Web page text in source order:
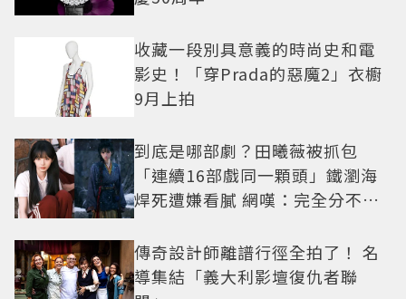
收藏一段別具意義的時尚史和電
影史！「穿Prada的惡魔2」衣櫥
9月上拍
到底是哪部劇？田曦薇被抓包
「連續16部戲同一顆頭」鐵瀏海
焊死遭嫌看膩 網嘆：完全分不出
傳奇設計師離譜行徑全拍了！ 名
導集結「義大利影壇復仇者聯